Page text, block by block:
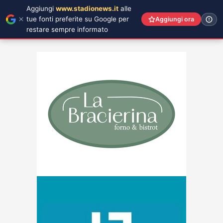
Aggiungi www.stadionews.it alle
tue fonti preferite su Google per
restare sempre informato
Aggiungi ora